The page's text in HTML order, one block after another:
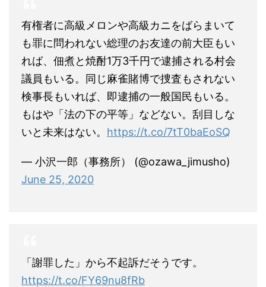
有権者に高級メロンや高級カニをばらまいて
も罪に問われない総理のお友達の前大臣もい
れば、佃煮と焼酎1万3千円で逮捕される村会
議員もいる。同じ麻雀賭博で捜査もされない
検事長もいれば、即逮捕の一般国民もいる。
もはや「法の下の平等」などない。刮目しな
いと未来はない。 https://t.co/7tT0baEoSQ
— 小沢一郎（事務所） (@ozawa_jimusho)
June 25, 2020
「謝罪した」から不起訴だそうです。
https://t.co/FY69nu8fRb